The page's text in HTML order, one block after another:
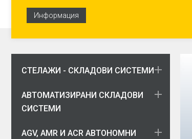
Информация
СТЕЛАЖИ - СКЛАДОВИ СИСТЕМИ
АВТОМАТИЗИРАНИ СКЛАДОВИ
СИСТЕМИ
AGV, AMR И ACR АВТОНОМНИ